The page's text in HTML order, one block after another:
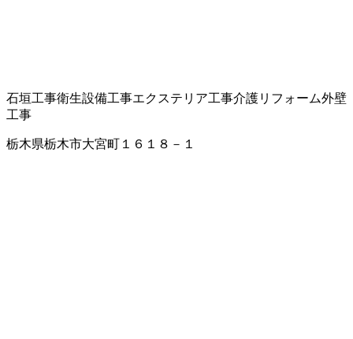
石垣工事衛生設備工事エクステリア工事介護リフォーム外壁
工事
栃木県栃木市大宮町１６１８－１